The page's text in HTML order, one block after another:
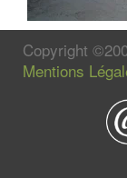
Copyright
Mentions